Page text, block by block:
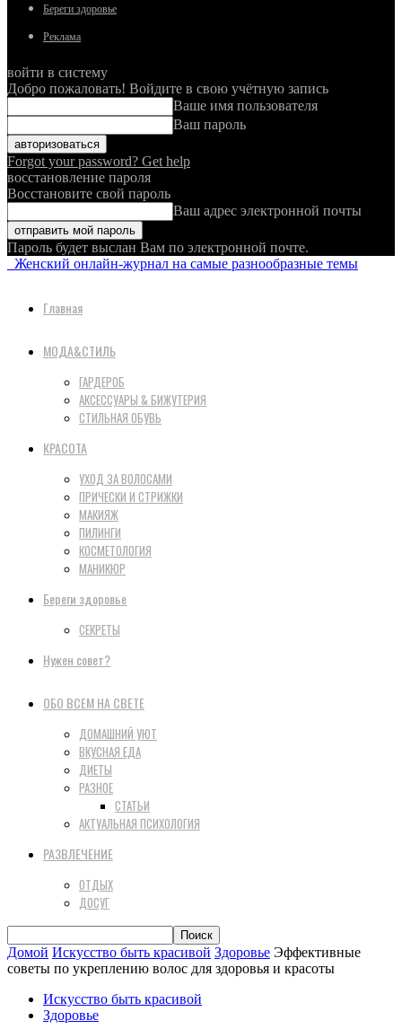
Береги здоровье
Реклама
войти в систему
Добро пожаловать! Войдите в свою учётную запись
Ваше имя пользователя
Ваш пароль
Forgot your password? Get help
восстановление пароля
Восстановите свой пароль
Ваш адрес электронной почты
Пароль будет выслан Вам по электронной почте.
Женский онлайн-журнал на самые разнообразные темы
Главная
МОДА&СТИЛЬ
ГАРДЕРОБ
АКСЕССУАРЫ & БИЖУТЕРИЯ
СТИЛЬНАЯ ОБУВЬ
КРАСОТА
УХОД ЗА ВОЛОСАМИ
ПРИЧЕСКИ И СТРИЖКИ
МАКИЯЖ
ПИЛИНГИ
КОСМЕТОЛОГИЯ
МАНИКЮР
Береги здоровье
СЕКРЕТЫ
Нужен совет?
ОБО ВСЕМ НА СВЕТЕ
ДОМАШНИЙ УЮТ
ВКУСНАЯ ЕДА
ДИЕТЫ
РАЗНОЕ
СТАТЬИ
АКТУАЛЬНАЯ ПСИХОЛОГИЯ
РАЗВЛЕЧЕНИЕ
ОТДЫХ
ДОСУГ
Домой Искусство быть красивой Здоровье Эффективные
советы по укреплению волос для здоровья и красоты
Искусство быть красивой
Здоровье